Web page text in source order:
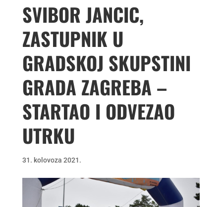
SVIBOR JANCIC,
ZASTUPNIK U
GRADSKOJ SKUPSTINI
GRADA ZAGREBA –
STARTAO I ODVEZAO
UTRKU
31. kolovoza 2021.